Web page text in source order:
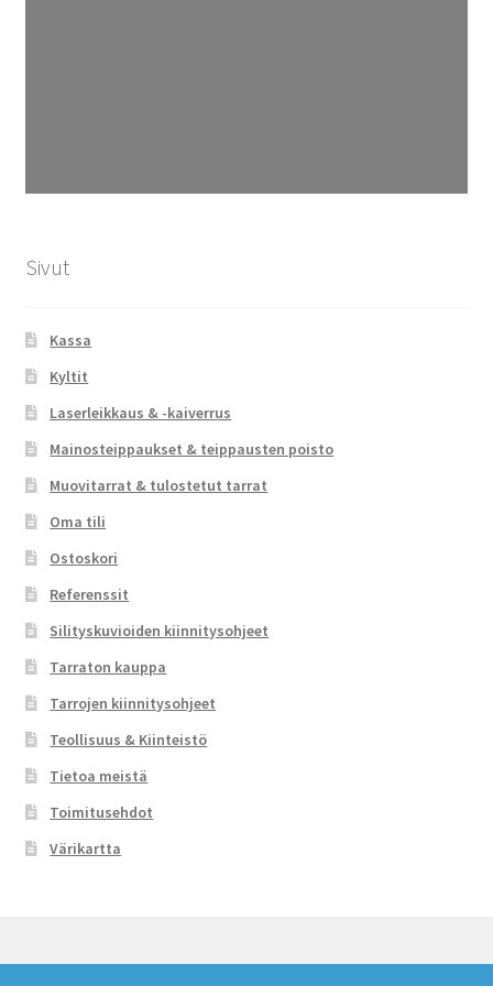
Sivut
Kassa
Kyltit
Laserleikkaus & -kaiverrus
Mainosteippaukset & teippausten poisto
Muovitarrat & tulostetut tarrat
Oma tili
Ostoskori
Referenssit
Silityskuvioiden kiinnitysohjeet
Tarraton kauppa
Tarrojen kiinnitysohjeet
Teollisuus & Kiinteistö
Tietoa meistä
Toimitusehdot
Värikartta